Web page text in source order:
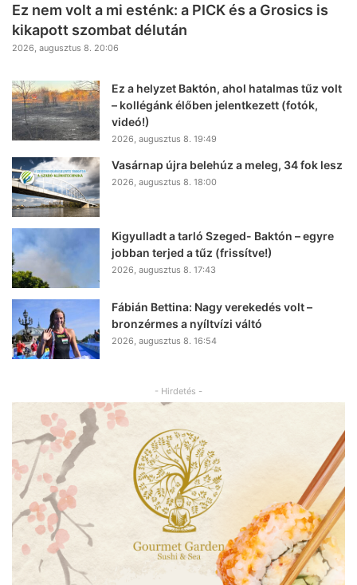
Ez nem volt a mi esténk: a PICK és a Grosics is
kikapott szombat délután
2026, augusztus 8. 20:06
Ez a helyzet Baktón, ahol hatalmas tűz volt
– kollégánk élőben jelentkezett (fotók,
videó!)
2026, augusztus 8. 19:49
Vasárnap újra belehúz a meleg, 34 fok lesz
2026, augusztus 8. 18:00
Kigyulladt a tarló Szeged- Baktón – egyre
jobban terjed a tűz (frissítve!)
2026, augusztus 8. 17:43
Fábián Bettina: Nagy verekedés volt –
bronzérmes a nyíltvízi váltó
2026, augusztus 8. 16:54
- Hirdetés -